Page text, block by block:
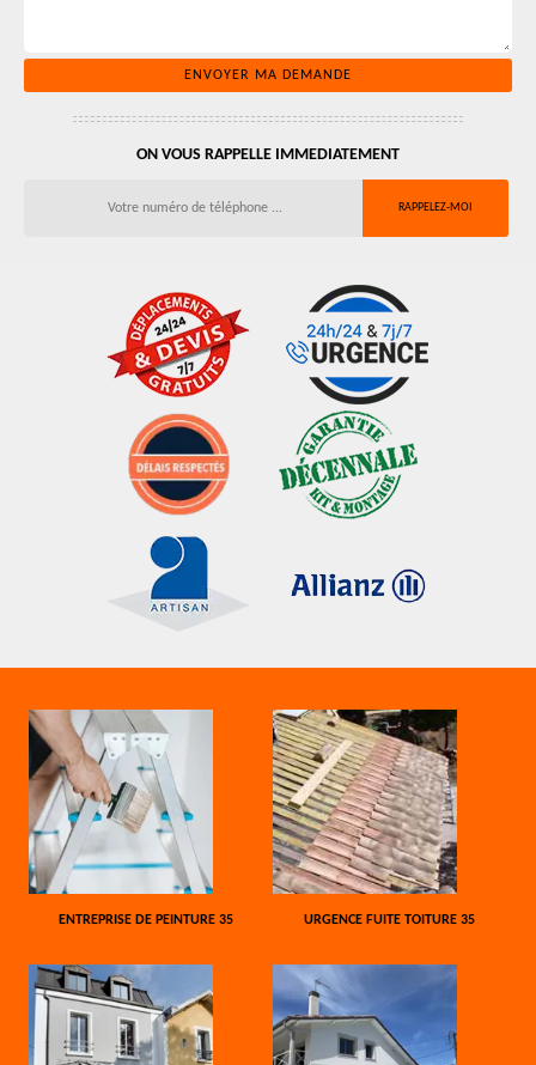
ON VOUS RAPPELLE IMMEDIATEMENT
ENTREPRISE DE PEINTURE 35 URGENCE FUITE TOITURE 35